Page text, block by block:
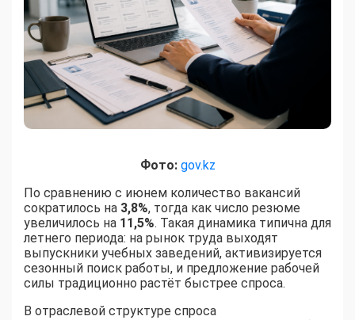
Фото: gov.kz
По сравнению с июнем количество вакансий
сократилось на 3,8%, тогда как число резюме
увеличилось на 11,5%. Такая динамика типична для
летнего периода: на рынок труда выходят
выпускники учебных заведений, активизируется
сезонный поиск работы, и предложение рабочей
силы традиционно растёт быстрее спроса.
В отраслевой структуре спроса